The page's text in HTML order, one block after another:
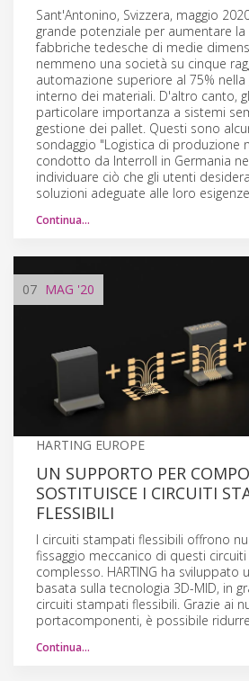
Sant'Antonino, Svizzera, maggio
grande potenziale per aumentare
fabbriche tedesche di medie
nemmeno una società su cinque
automazione superiore al 75%
interno dei materiali. D'altro canto,
particolare importanza a sistemi
gestione dei pallet. Questi sono
sondaggio "Logistica di produzione
condotto da Interroll in Germania
individuare ciò che gli utenti
soluzioni adeguate alle loro
Continua…
07 MAG '20
HARTING EUROPE
UN SUPPORTO PER
SOSTITUISCE I CIRCUITI
FLESSIBILI
I circuiti stampati flessibili offrono
fissaggio meccanico di questi
complesso. HARTING ha sviluppato
basata sulla tecnologia 3D-MID, in
circuiti stampati flessibili. Grazie ai
portacomponenti, è possibile
Continua…